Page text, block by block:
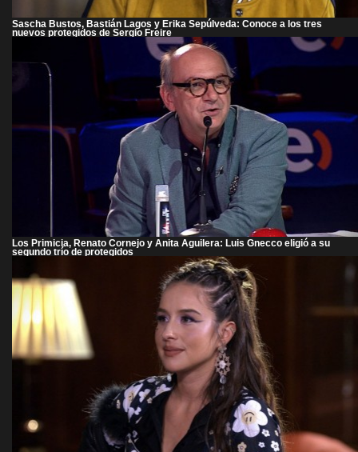
Sascha Bustos, Bastián Lagos y Erika Sepúlveda: Conoce a los tres
nuevos protegidos de Sergio Freire
Los Primicia, Renato Cornejo y Anita Aguilera: Luis Gnecco eligió a su
segundo trío de protegidos